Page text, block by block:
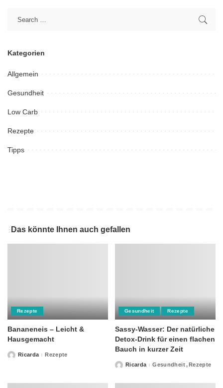
Kategorien
Allgemein
Gesundheit
Low Carb
Rezepte
Tipps
Das könnte Ihnen auch gefallen
Rezepte
Bananeneis – Leicht &
Hausgemacht
PostedRicarda Rezepte
Gesundheit Rezepte
Sassy-Wasser: Der natürliche
Detox-Drink für einen flachen
Bauch in kurzer Zeit
PostedRicarda Gesundheit Rezepte